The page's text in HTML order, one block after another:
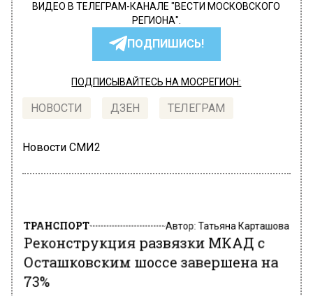
ВИДЕО В ТЕЛЕГРАМ-КАНАЛЕ "ВЕСТИ МОСКОВСКОГО
РЕГИОНА".
ПОДПИШИСЬ!
ПОДПИСЫВАЙТЕСЬ НА МОСРЕГИОН:
НОВОСТИ ДЗЕН ТЕЛЕГРАМ
Новости СМИ2
ТРАНСПОРТ Автор:Татьяна Карташова
Реконструкция развязки МКАД с
Осташковским шоссе завершена на
73%